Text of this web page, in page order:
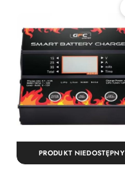
PRODUKT NIEDOSTĘPNY